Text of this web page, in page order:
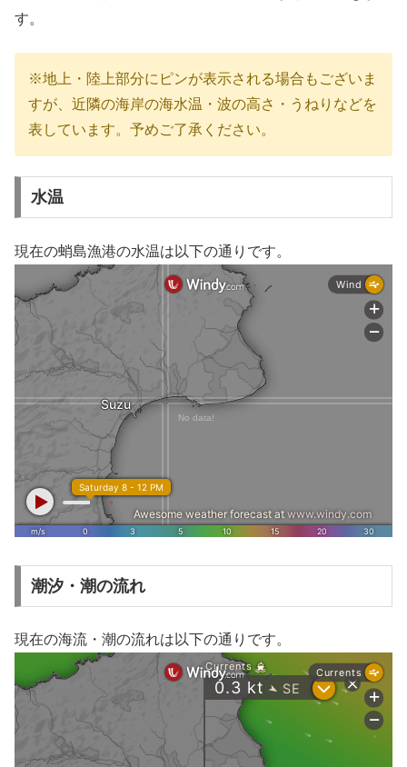
す。
※地上・陸上部分にピンが表示される場合もございま
すが、近隣の海岸の海水温・波の高さ・うねりなどを
表しています。予めご了承ください。
水温
現在の蛸島漁港の水温は以下の通りです。
潮汐・潮の流れ
現在の海流・潮の流れは以下の通りです。